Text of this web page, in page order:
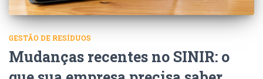
GESTÃO DE RESÍDUOS
Mudanças recentes no SINIR: o